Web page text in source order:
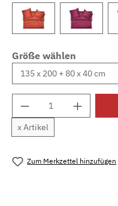
Größe wählen
Produkt Anzahl:
x Artikel
Zum Merkzettel hinzufügen